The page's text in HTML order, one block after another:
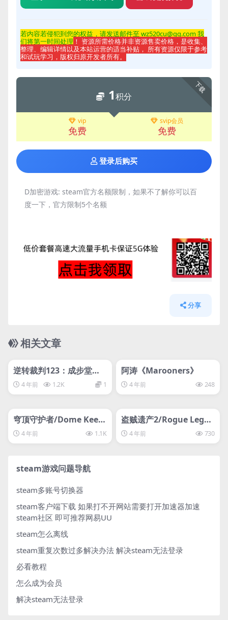
若内容若侵犯到您的权益，请发送邮件至 wz520cu@qq.com 我
们将第一时间处理 ！ 资源所需价格并非资源售卖价格，是收集、
整理、编辑详情以及本站运营的适当补贴， 所有资源仅限于参考
和试玩学习，版权归原开发者所有。
下载
1积分
vip
免费
svip会员
免费
登录后购买
D加密游戏: steam官方名额限制，如果不了解你可以百
度一下，官方限制5个名额
分享
相关文章
svip专属
逆转裁判123：成步堂精
选集/Phoenix Wright：
Ace Attorney Trilogy
4 年前 1.2K 1
svip专属
阿涛《Marooners》
4 年前 248
svip专属
穹顶守护者/Dome Keep
er 4 年前 1.1K
盗贼遗产2/Rogue Legac
y 24 年前 730
steam游戏问题导航
steam多账号切换器
steam客户端下载 如果打不开网站需要打开加速器加速
steam社区 即可推荐网易UU
steam怎么离线
steam重复次数过多解决办法 解决steam无法登录
必看教程
怎么成为会员
解决steam无法登录